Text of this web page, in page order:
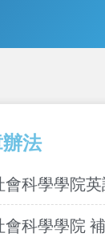
法
會科學學院
會科學學院